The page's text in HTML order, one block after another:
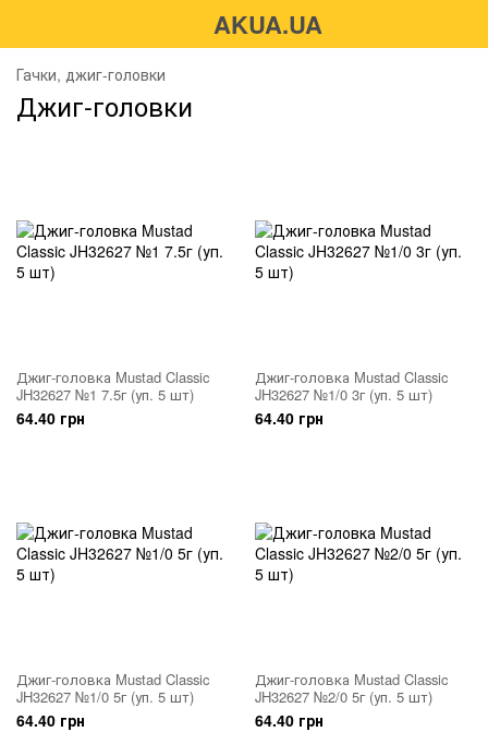
Гачки, джиг-головки
Джиг-головки
Джиг-головка Mustad Classic
JH32627 №1 7.5г (уп. 5 шт)
64.40 грн
Джиг-головка Mustad Classic
JH32627 №1/0 3г (уп. 5 шт)
64.40 грн
Джиг-головка Mustad Classic
JH32627 №1/0 5г (уп. 5 шт)
64.40 грн
Джиг-головка Mustad Classic
JH32627 №2/0 5г (уп. 5 шт)
64.40 грн
AKUA.UA